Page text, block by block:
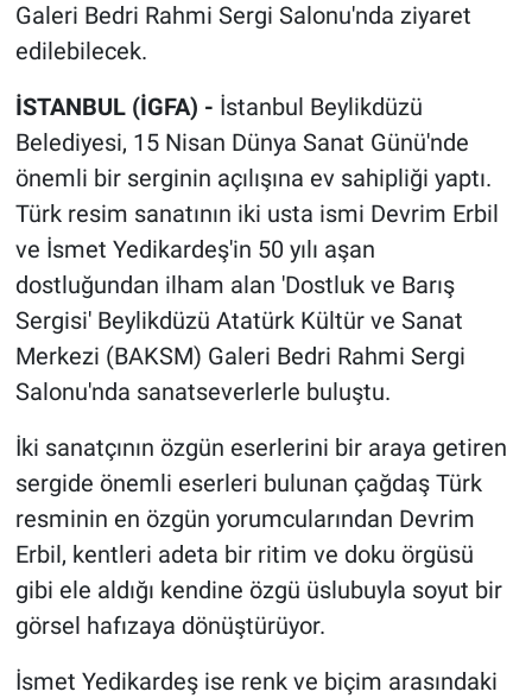
Galeri Bedri Rahmi Sergi Salonu'nda ziyaret
edilebilecek.
İSTANBUL (İGFA) - İstanbul Beylikdüzü
Belediyesi, 15 Nisan Dünya Sanat Günü'nde
önemli bir serginin açılışına ev sahipliği yaptı.
Türk resim sanatının iki usta ismi Devrim Erbil
ve İsmet Yedikardeş'in 50 yılı aşan
dostluğundan ilham alan 'Dostluk ve Barış
Sergisi' Beylikdüzü Atatürk Kültür ve Sanat
Merkezi (BAKSM) Galeri Bedri Rahmi Sergi
Salonu'nda sanatseverlerle buluştu.
İki sanatçının özgün eserlerini bir araya getiren
sergide önemli eserleri bulunan çağdaş Türk
resminin en özgün yorumcularından Devrim
Erbil, kentleri adeta bir ritim ve doku örgüsü
gibi ele aldığı kendine özgü üslubuyla soyut bir
görsel hafızaya dönüştürüyor.
İsmet Yedikardeş ise renk ve biçim arasındaki